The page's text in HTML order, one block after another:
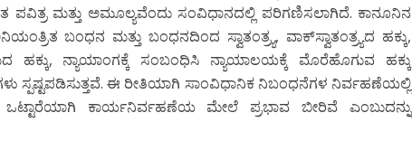
ಪವಿತ್ರ ಮತ್ತು ಅಮೂಲ್ಯವೆಂದು ಸಂವಿಧಾನದಲ್ಲಿ ಪರಿಗಣಿಸಲಾಗಿದೆ. ಕಾನೂನಿನ
ಬಂಧನ ಮತ್ತು ಬಂಧನದಿಂದ ಸ್ವಾತಂತ್ರ್ಯ, ವಾಕ್‍ಸ್ವಾತಂತ್ರ್ಯದ ಹಕ್ಕು,
ಹಕ್ಕು, ನ್ಯಾಯಾಂಗಕ್ಕೆ ಸಂಬಂಧಿಸಿ ನ್ಯಾಯಾಲಯಕ್ಕೆ ಮೊರೆಹೊಗುವ ಹಕ್ಕು
ಸ್ಪಷ್ಟಪಡಿಸುತ್ತವೆ. ಈ ರೀತಿಯಾಗಿ ಸಾಂವಿಧಾನಿಕ ನಿಬಂಧನೆಗಳ ನಿರ್ವಹಣೆಯಲ್ಲಿ
ಒಟ್ಟಾರೆಯಾಗಿ ಕಾರ್ಯನಿರ್ವಹಣೆಯ ಮೇಲೆ ಪ್ರಭಾವ ಬೀರಿವೆ ಎಂಬುದನ್ನು